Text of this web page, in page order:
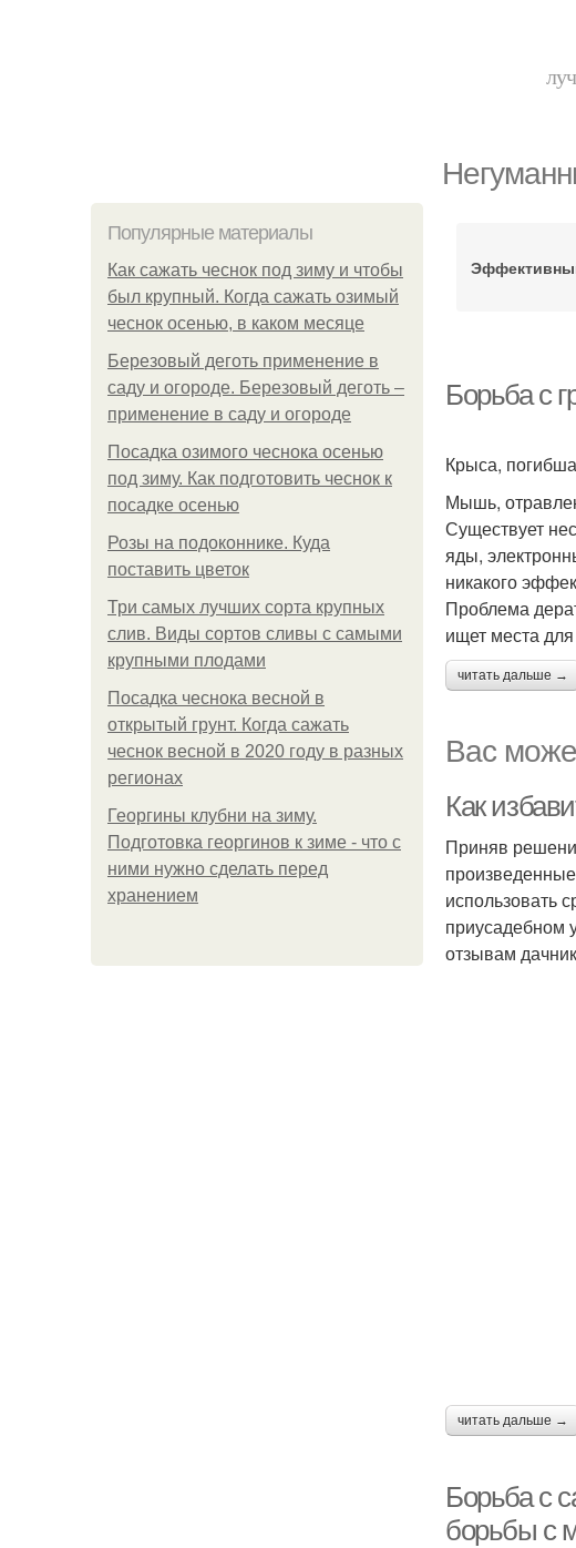
Популярные материалы
Как сажать чеснок под зиму и чтобы
был крупный. Когда сажать озимый
чеснок осенью, в каком месяце
Березовый деготь применение в
саду и огороде. Березовый деготь –
применение в саду и огороде
Посадка озимого чеснока осенью
под зиму. Как подготовить чеснок к
посадке осенью
Розы на подоконнике. Куда
поставить цветок
Три самых лучших сорта крупных
слив. Виды сортов сливы с самыми
крупными плодами
Посадка чеснока весной в
открытый грунт. Когда сажать
чеснок весной в 2020 году в разных
регионах
Георгины клубни на зиму.
Подготовка георгинов к зиме - что с
ними нужно сделать перед
хранением
Борьба с
Крыса,
Мышь,
Существует
яды,
никакого
Проблема
ищет места
читать дальше →
Вас
Как
Приняв
использовать
приусадебном
отзывам
читать дальше →
Борьба с
борьбы с